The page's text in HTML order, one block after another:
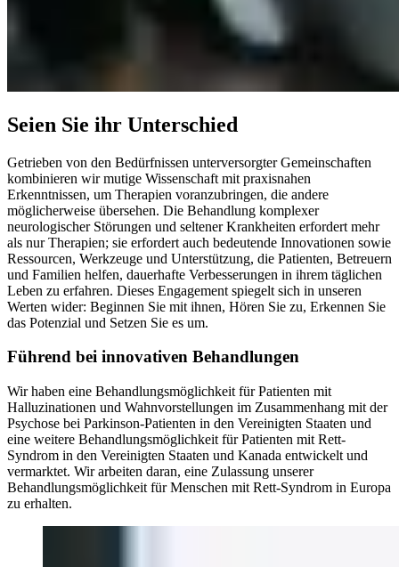
Seien Sie ihr Unterschied
Getrieben von den Bedürfnissen unterversorgter Gemeinschaften
kombinieren wir mutige Wissenschaft mit praxisnahen
Erkenntnissen, um Therapien voranzubringen, die andere
möglicherweise übersehen. Die Behandlung komplexer
neurologischer Störungen und seltener Krankheiten erfordert mehr
als nur Therapien; sie erfordert auch bedeutende Innovationen sowie
Ressourcen, Werkzeuge und Unterstützung, die Patienten, Betreuern
und Familien helfen, dauerhafte Verbesserungen in ihrem täglichen
Leben zu erfahren. Dieses Engagement spiegelt sich in unseren
Werten wider: Beginnen Sie mit ihnen, Hören Sie zu, Erkennen Sie
das Potenzial und Setzen Sie es um.
Führend bei innovativen Behandlungen
Wir haben eine Behandlungsmöglichkeit für Patienten mit
Halluzinationen und Wahnvorstellungen im Zusammenhang mit der
Psychose bei Parkinson-Patienten in den Vereinigten Staaten und
eine weitere Behandlungsmöglichkeit für Patienten mit Rett-
Syndrom in den Vereinigten Staaten und Kanada entwickelt und
vermarktet. Wir arbeiten daran, eine Zulassung unserer
Behandlungsmöglichkeit für Menschen mit Rett-Syndrom in Europa
zu erhalten.